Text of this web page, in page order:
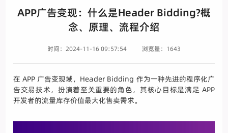
APP广告变现：什么是Header Bidding?概
念、原理、流程介绍
时间：2024-11-16 09:57:54 浏览量：1643
在 APP 广告变现域，Header Bidding 作为一种先进的程序化广
告交易技术，扮演着至关重要的角色，其核心目标是满足 APP
开发者的流量库存价值最大化售卖需求。